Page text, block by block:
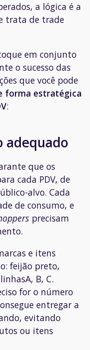
a lógica é a
trata de trade
em conjunto
o sucesso das
que você pode
forma estratégica
:
adequado
que os
cada PDV, de
alvo. Cada
de consumo, e
precisam
e itens
feijão preto,
B, C.
for o número
entregar a
evitando
ou itens